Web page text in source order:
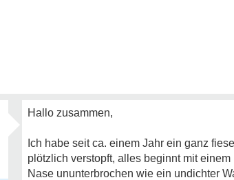
Hallo zusammen,
Ich habe seit ca. einem Jahr ein ganz
plötzlich verstopft, alles beginnt mit
Nase ununterbrochen wie ein undichter